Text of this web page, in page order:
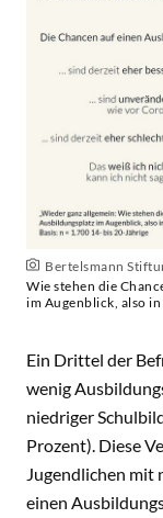
Bertelsmann
Wie stehen die
im Augenblick, also
Ein Drittel der
wenig
niedriger
Prozent). Diese
Jugendlichen mit
einen